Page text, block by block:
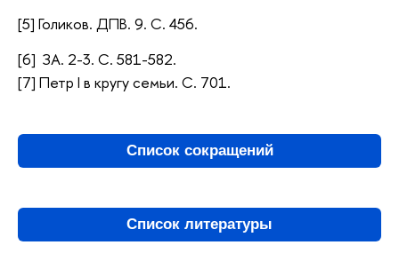
[5] Голиков. ДПВ. 9. С. 456.
[6] ЗА. 2-3. С. 581-582.
[7] Петр I в кругу семьи. С. 701.
Список сокращений
Список литературы